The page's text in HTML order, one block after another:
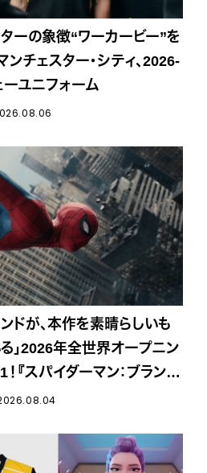
ーの象徴“ワーカービー”を
チェスター・シティ、2026-
ユニフォーム
ンドが、本作を素晴らしいも
」2026年全世界オープニン
『スパイダーマン：ブラン
イ』